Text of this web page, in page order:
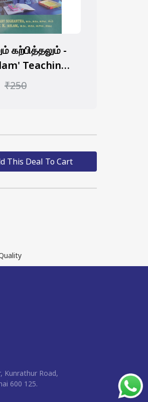
கற்பித்தலும் -
Teaching
(Tamil)
₹250
This Deal To Cart
Kunrathur Road,
600 125.